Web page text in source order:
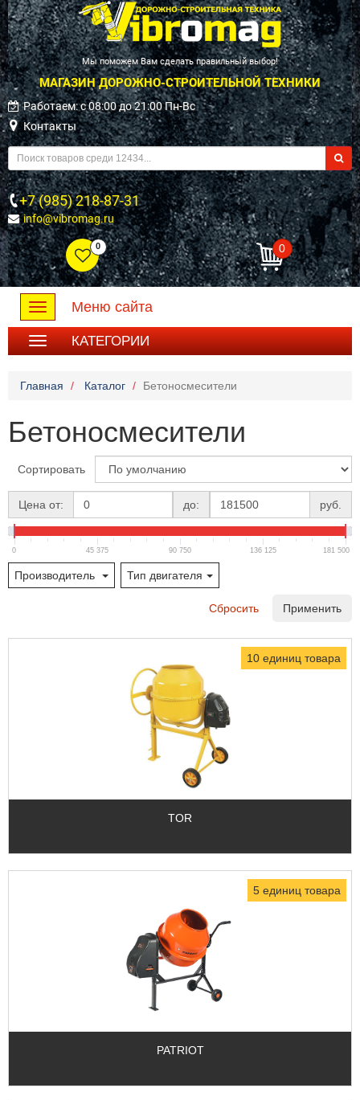
Мы поможем Вам сделать правильный выбор!
МАГАЗИН ДОРОЖНО-СТРОИТЕЛЬНОЙ ТЕХНИКИ
Работаем: c 08:00 до 21:00 Пн-Вс
Контакты
+7 (985) 218-87-31
info@vibromag.ru
0 0
Toggle
navigation
Меню сайта
КАТЕГОРИИ
Главная Каталог Бетоносмесители
Бетоносмесители
Сортировать
Цена от: до: руб.
0 45 375 90 750 136 125 181 500
Производитель Тип двигателя
Сбросить Применить
10 единиц товара
TOR
5 единиц товара
PATRIOT